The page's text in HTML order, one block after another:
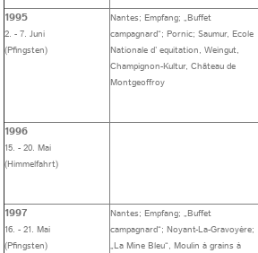
1995
2. - 7. Juni
(Pfingsten)
Nantes; Empfang; „Buffet
campagnard“; Pornic; Saumur, Ecole
Nationale d’ equitation, Weingut,
Champignon-Kultur, Château de
Montgeoffroy
1996
15. - 20. Mai
(Himmelfahrt)
1997
16. - 21. Mai
(Pfingsten)
Nantes; Empfang; „Buffet
campagnard“; Noyant-La-Gravoyère;
„La Mine Bleu“, Moulin à grains à